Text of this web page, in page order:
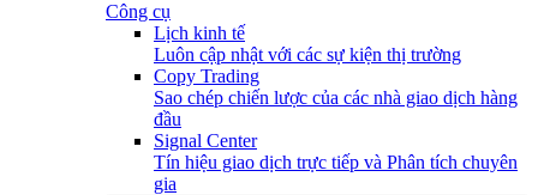
Công cụ
Lịch kinh tế
Luôn cập nhật với các sự kiện thị trường
Copy Trading
Sao chép chiến lược của các nhà giao dịch hàng
đầu
Signal Center
Tín hiệu giao dịch trực tiếp và Phân tích chuyên
gia